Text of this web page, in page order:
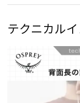
テクニカル